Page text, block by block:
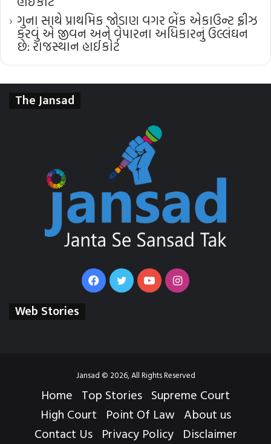
ગુના સાથે પ્રાથમિક જોડાણ વગર બેંક એકાઉન્ટ ફ્રીઝ
કરવું એ જીવન અને વેપારના અધિકારનું ઉલ્લંઘન
છે: રાજસ્થાન હાઈકોર્ટ
The Jansad
FacebookTwitterYouTubeInstagram
Web Stories
Jansad © 2026, All Rights Reserved
Home Top Stories Supreme Court
High Court Point Of Law About us
Contact Us Privacy Policy Disclaimer